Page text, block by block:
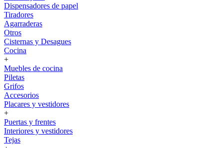
Dispensadores de papel
Tiradores
Agarraderas
Otros
Cisternas y Desagues
Cocina
+
Muebles de cocina
Piletas
Grifos
Accesorios
Placares y vestidores
+
Puertas y frentes
Interiores y vestidores
Tejas